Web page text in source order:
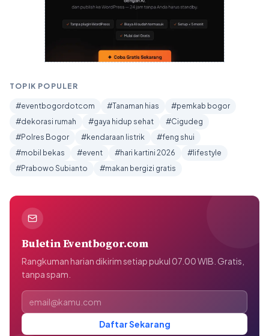
TOPIK POPULER
#eventbogordotcom #Tanaman hias
#pemkab bogor
#dekorasi rumah
#gaya hidup sehat
#Cigudeg
#Polres Bogor
#kendaraan listrik
#feng shui
#mobil bekas
#event #hari kartini 2026
#lifestyle
#Prabowo Subianto
#makan bergizi gratis
Buletin Eventbogor.com
Rangkuman harian dikirim setiap pukul 07.00 WIB. Gratis,
tanpa spam.
Alamat email
Daftar Sekarang